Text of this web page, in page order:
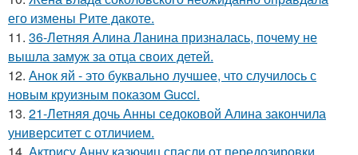
его измены Рите дакоте.
11. 36-Летняя Алина Ланина призналась, почему не
вышла замуж за отца своих детей.
12. Анок яй - это буквально лучшее, что случилось с
новым круизным показом Gucci.
13. 21-Летняя дочь Анны седоковой Алина закончила
университет с отличием.
14. Актрису Анну казючиц спасли от передозировки